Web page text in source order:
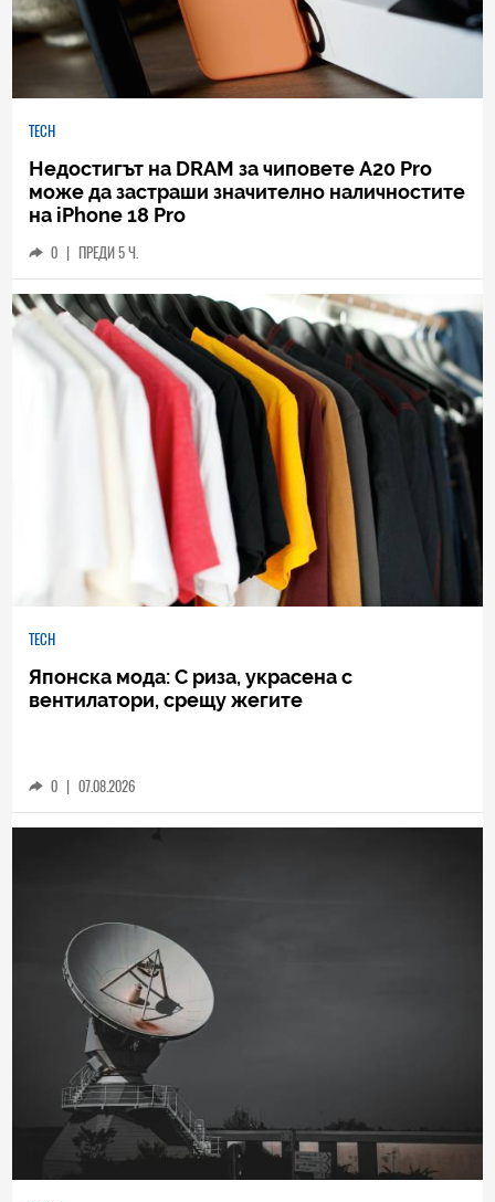
TECH
Недостигът на DRAM за чиповете A20 Pro
може да застраши значително наличностите
на iPhone 18 Pro
0 | ПРЕДИ 5 Ч.
TECH
Японска мода: С риза, украсена с
вентилатори, срещу жегите
0 | 07.08.2026